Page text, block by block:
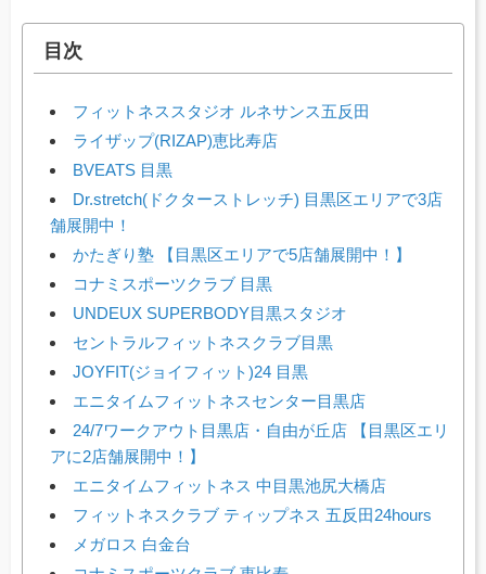
目次
フィットネススタジオ ルネサンス五反田
ライザップ(RIZAP)恵比寿店
BVEATS 目黒
Dr.stretch(ドクターストレッチ) 目黒区エリアで3店
舗展開中！
かたぎり塾 【目黒区エリアで5店舗展開中！】
コナミスポーツクラブ 目黒
UNDEUX SUPERBODY目黒スタジオ
セントラルフィットネスクラブ目黒
JOYFIT(ジョイフィット)24 目黒
エニタイムフィットネスセンター目黒店
24/7ワークアウト目黒店・自由が丘店 【目黒区エリ
アに2店舗展開中！】
エニタイムフィットネス 中目黒池尻大橋店
フィットネスクラブ ティップネス 五反田24hours
メガロス 白金台